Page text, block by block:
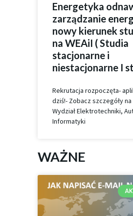
Energetyka
zarządzanie
nowy kierunek
na WEAiI ( Studia
stacjonarne i
niestacjonarne I
Rekrutacja rozpoczęta-
dziś!- Zobacz szczegóły
Wydział Elektrotechniki,
Informatyki
WAŻNE